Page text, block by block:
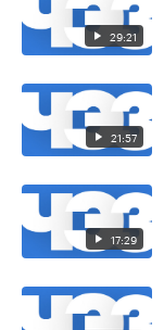
29:21
21:57
17:29